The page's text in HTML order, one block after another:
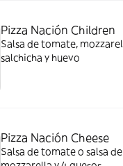
Pizza Nación Children
Salsa de tomate,
salchicha y huevo
Pizza Nación Cheese
Salsa de tomate o salsa